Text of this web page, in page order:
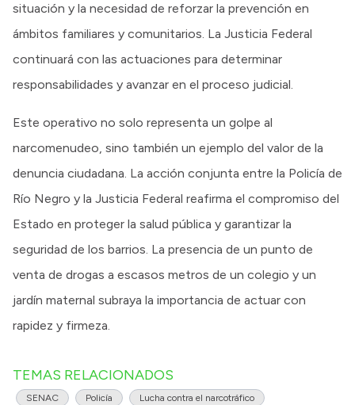
situación y la necesidad de reforzar la prevención en
ámbitos familiares y comunitarios. La Justicia Federal
continuará con las actuaciones para determinar
responsabilidades y avanzar en el proceso judicial.
Este operativo no solo representa un golpe al
narcomenudeo, sino también un ejemplo del valor de la
denuncia ciudadana. La acción conjunta entre la Policía de
Río Negro y la Justicia Federal reafirma el compromiso del
Estado en proteger la salud pública y garantizar la
seguridad de los barrios. La presencia de un punto de
venta de drogas a escasos metros de un colegio y un
jardín maternal subraya la importancia de actuar con
rapidez y firmeza.
TEMAS RELACIONADOS
SENAC Policía Lucha contra el narcotráfico